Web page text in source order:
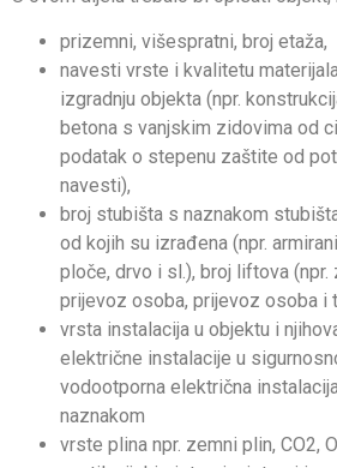
prizemni, višespratni, broj etaža,
navesti vrste i kvalitetu
izgradnju objekta (npr.
betona s vanjskim zidovima od
podatak o stepenu zaštite od
navesti),
broj stubišta s naznakom
od kojih su izrađena (npr.
ploče, drvo i sl.), broj liftova (npr.
prijevoz osoba, prijevoz osoba i
vrsta instalacija u objektu i
električne instalacije u
vodootporna električna
naznakom
vrste plina npr. zemni plin, CO2,